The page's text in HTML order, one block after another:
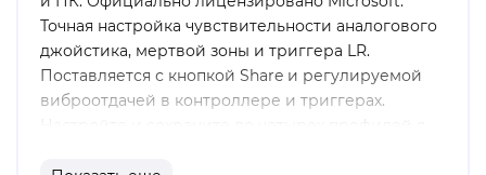
Точная настройка чувствительности аналогового
джойстика, мертвой зоны и триггера LR.
Поставляется с кнопкой Share и регулируемой
виброотдачей в контроллере и триггерах.
Настройте и сохраните до четырех профилей с